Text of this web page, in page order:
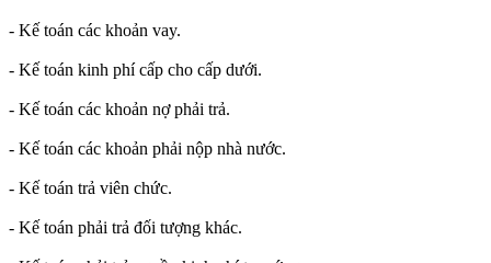
- Kế toán các khoản vay.
- Kế toán kinh phí cấp cho cấp dưới.
- Kế toán các khoản nợ phải trả.
- Kế toán các khoản phải nộp nhà nước.
- Kế toán trả viên chức.
- Kế toán phải trả đối tượng khác.